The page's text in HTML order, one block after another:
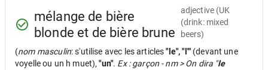
mélange de bière
blonde et de bière brune
adjective (UK
(drink: mixed
beers)
(nom masculin: s'utilise avec les articles"le", "l'" (devant une
voyelle ou un h muet),"un". Ex : garçon - nm > On dira "le